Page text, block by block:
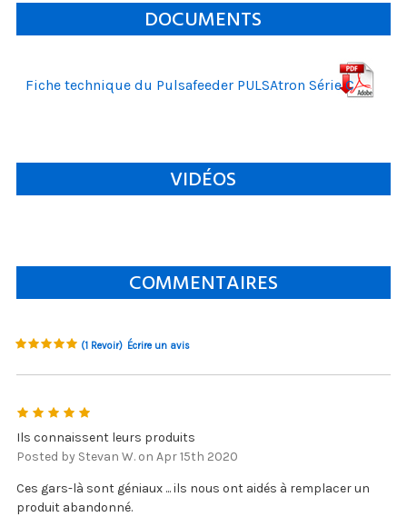
DOCUMENTS
Fiche technique du Pulsafeeder PULSAtron Série C
VIDÉOS
COMMENTAIRES
(1 Revoir) Écrire un avis
Ils connaissent leurs produits
Posted by Stevan W. on Apr 15th 2020
Ces gars-là sont géniaux ... ils nous ont aidés à remplacer un
produit abandonné.